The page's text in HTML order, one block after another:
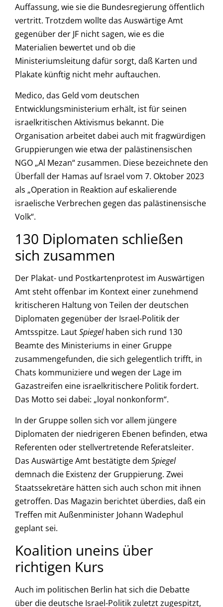
Auffassung, wie sie die Bundesregierung öffentlich
vertritt. Trotzdem wollte das Auswärtige Amt
gegenüber der JF nicht sagen, wie es die
Materialien bewertet und ob die
Ministeriumsleitung dafür sorgt, daß Karten und
Plakate künftig nicht mehr auftauchen.
Medico, das Geld vom deutschen
Entwicklungsministerium erhält, ist für seinen
israelkritischen Aktivismus bekannt. Die
Organisation arbeitet dabei auch mit fragwürdigen
Gruppierungen wie etwa der palästinensischen
NGO „Al Mezan“ zusammen. Diese bezeichnete den
Überfall der Hamas auf Israel vom 7. Oktober 2023
als „Operation in Reaktion auf eskalierende
israelische Verbrechen gegen das palästinensische
Volk“.
130 Diplomaten schließen
sich zusammen
Der Plakat- und Postkartenprotest im Auswärtigen
Amt steht offenbar im Kontext einer zunehmend
kritischeren Haltung von Teilen der deutschen
Diplomaten gegenüber der Israel-Politik der
Amtsspitze. LautSpiegelhaben sich rund 130
Beamte des Ministeriums in einer Gruppe
zusammengefunden, die sich gelegentlich trifft, in
Chats kommuniziere und wegen der Lage im
Gazastreifen eine israelkritischere Politik fordert.
Das Motto sei dabei: „loyal nonkonform“.
In der Gruppe sollen sich vor allem jüngere
Diplomaten der niedrigeren Ebenen befinden, etwa
Referenten oder stellvertretende Referatsleiter.
Das Auswärtige Amt bestätigte dem Spiegel
demnach die Existenz der Gruppierung. Zwei
Staatssekretäre hätten sich auch schon mit ihnen
getroffen. Das Magazin berichtet überdies, daß ein
Treffen mit Außenminister Johann Wadephul
geplant sei.
Koalition uneins über
richtigen Kurs
Auch im politischen Berlin hat sich die Debatte
über die deutsche Israel-Politik zuletzt zugespitzt,